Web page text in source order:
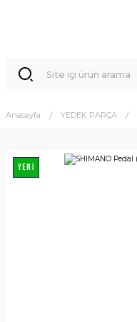
Anasayfa YEDEK PARÇA
YENİ